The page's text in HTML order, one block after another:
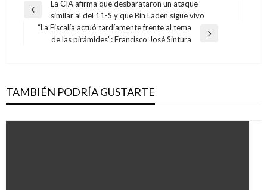
Navegación
entradas
Entrada
anterior
La CIA afirma que desbarataron un ataque
similar al del 11-S y que Bin Laden sigue vivo
Entrada
“La Fiscalía actuó tardíamente frente al tema
de las pirámides”: Francisco José Sintura
TAMBIÉN PODRÍA GUSTARTE